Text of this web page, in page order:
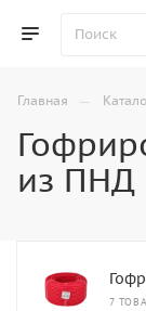
Главная —
из ПНД
7